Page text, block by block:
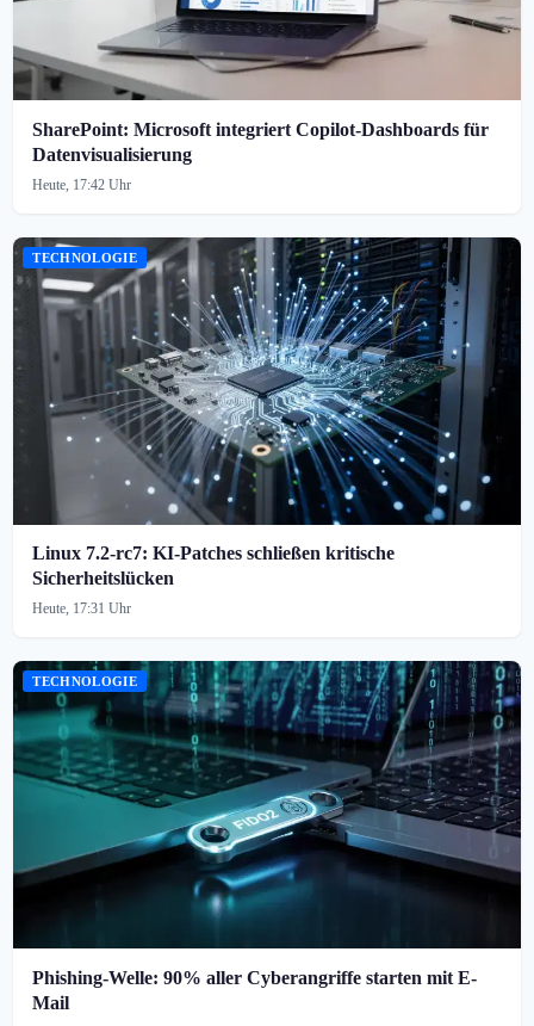
SharePoint: Microsoft integriert Copilot-Dashboards für
Datenvisualisierung
Heute, 17:42 Uhr
TECHNOLOGIE
Linux 7.2-rc7: KI-Patches schließen kritische
Sicherheitslücken
Heute, 17:31 Uhr
TECHNOLOGIE
Phishing-Welle: 90% aller Cyberangriffe starten mit E-
Mail